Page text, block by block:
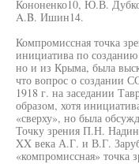
Кононенко10, Ю.В.
A.B. Ишин14.
Компромиссная точка
инициатива по
но и из Крыма, была
что вопрос о создании
1918 г. на заседании
образом, хотя
«сверху», но была
Точку зрения П.Н.
XX века А.Г. и В.Г.
«компромиссная» точка